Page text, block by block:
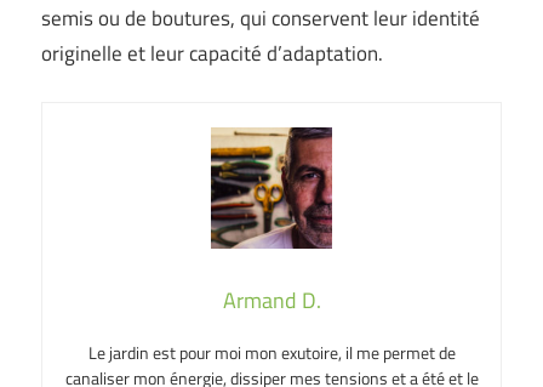
semis ou de boutures, qui conservent leur identité
originelle et leur capacité d’adaptation.
Armand D.
Le jardin est pour moi mon exutoire, il me permet de
canaliser mon énergie, dissiper mes tensions et a été et le